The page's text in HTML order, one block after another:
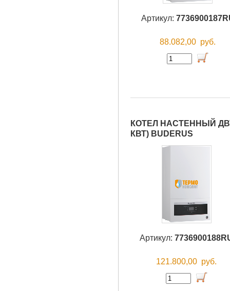
Артикул:
88.082,00 руб.
КОТЕЛ НАСТЕННЫЙ
КВТ) BUDERUS
Артикул:
121.800,00 руб.